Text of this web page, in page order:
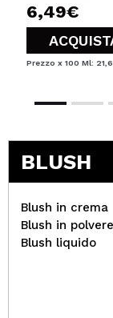
6,49€
Prezzo x 100 Ml:
BLUSH
Blush in crema
Blush in polvere
Blush liquido